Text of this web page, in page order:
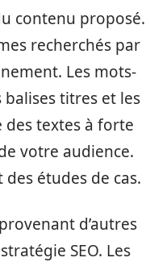
contenu proposé.
recherchés par
Les mots-
titres et les
textes à forte
votre audience.
études de cas.
d’autres
SEO. Les